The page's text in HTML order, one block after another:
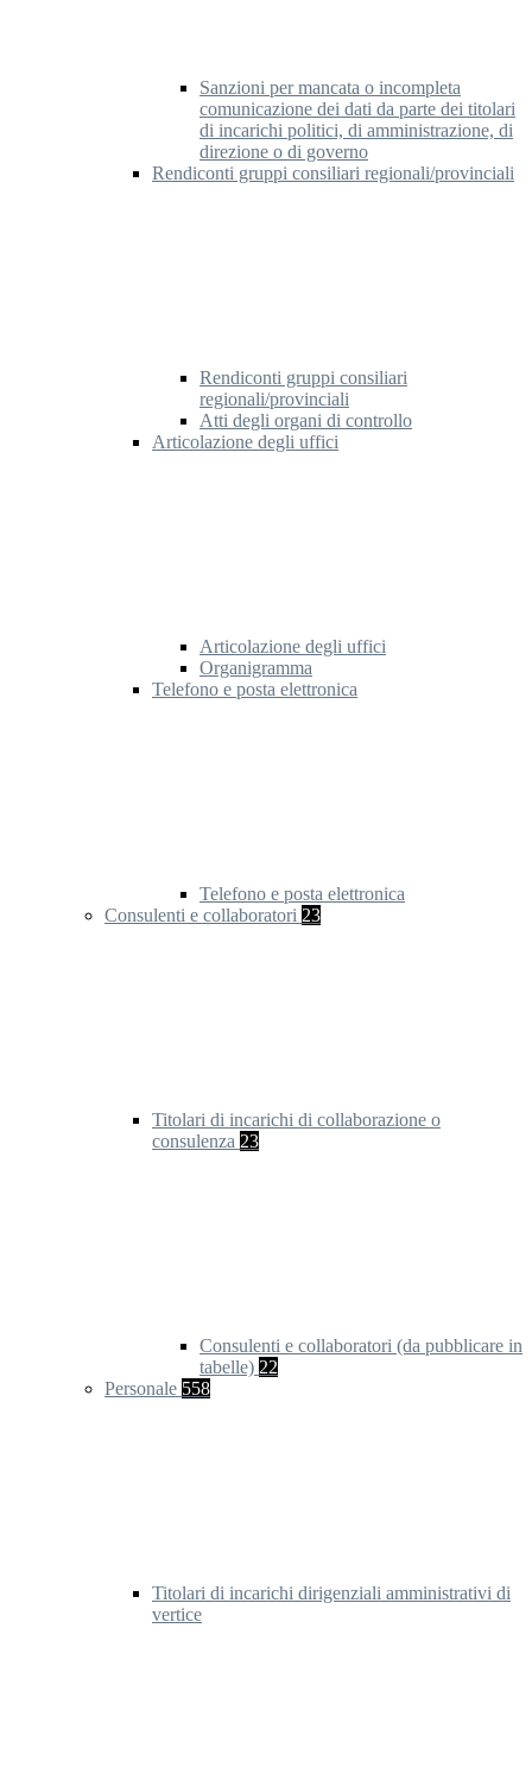
Sanzioni per mancata o incompleta
comunicazione dei dati da parte dei titolari
di incarichi politici, di amministrazione, di
direzione o di governo
Rendiconti gruppi consiliari regionali/provinciali
Rendiconti gruppi consiliari
regionali/provinciali
Atti degli organi di controllo
Articolazione degli uffici
Articolazione degli uffici
Organigramma
Telefono e posta elettronica
Telefono e posta elettronica
Consulenti e collaboratori 23
Titolari di incarichi di collaborazione o
consulenza 23
Consulenti e collaboratori (da pubblicare in
tabelle) 22
Personale 558
Titolari di incarichi dirigenziali amministrativi di
vertice